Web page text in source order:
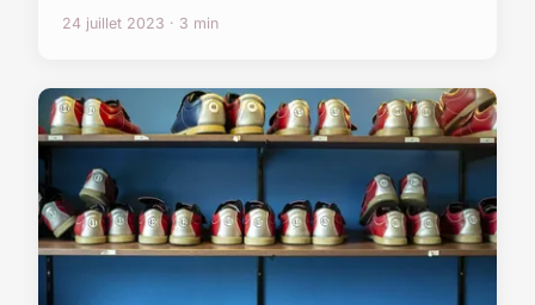
24 juillet 2023 · 3 min